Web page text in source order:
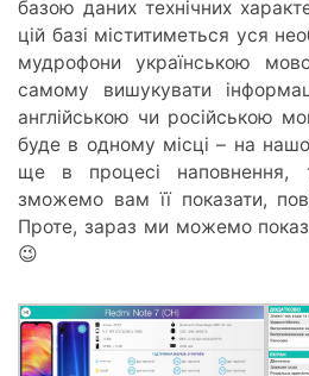
базою даних технічних
цій базі міститиметься уся
мудрофони українською
самому вишукувати
англійською чи російською
буде в одному місці – на
ще в процесі
зможемо вам її показати,
Проте, зараз ми можемо
😉